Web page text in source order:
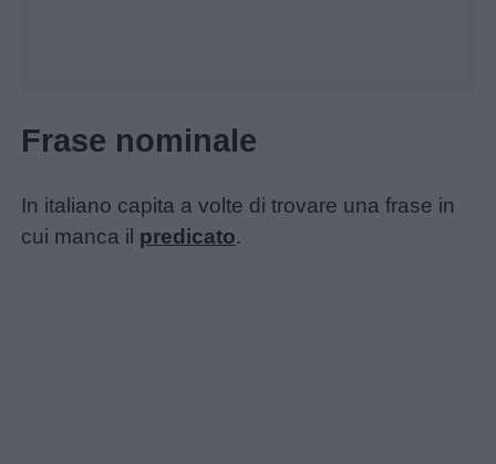
Frase nominale
In italiano capita a volte di trovare una frase in
cui manca il predicato.